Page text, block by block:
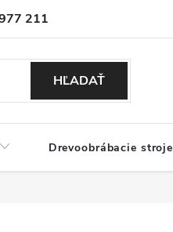
211
údajov
HĽADAŤ
Drevoobrábacie stroje